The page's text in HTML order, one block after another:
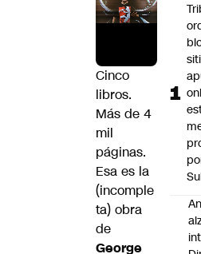
Cinco
libros.
Más de 4
mil
páginas.
Esa es la
(incomple
ta) obra
de
George